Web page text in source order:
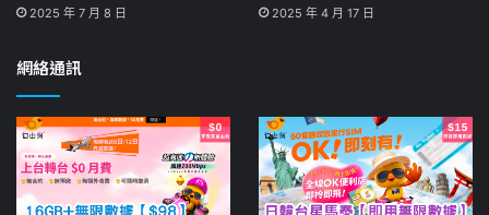
2025 年 7 月 8 日 2025 年 4 月 17 日
網絡通訊